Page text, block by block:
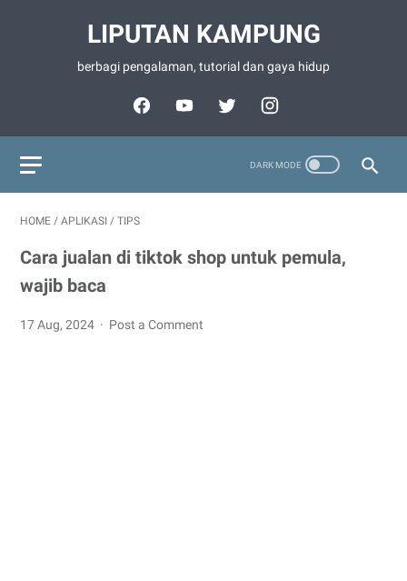
LIPUTAN KAMPUNG
berbagi pengalaman, tutorial dan gaya hidup
HOME / APLIKASI / TIPS
Cara jualan di tiktok shop untuk pemula,
wajib baca
17 Aug, 2024 Post a Comment